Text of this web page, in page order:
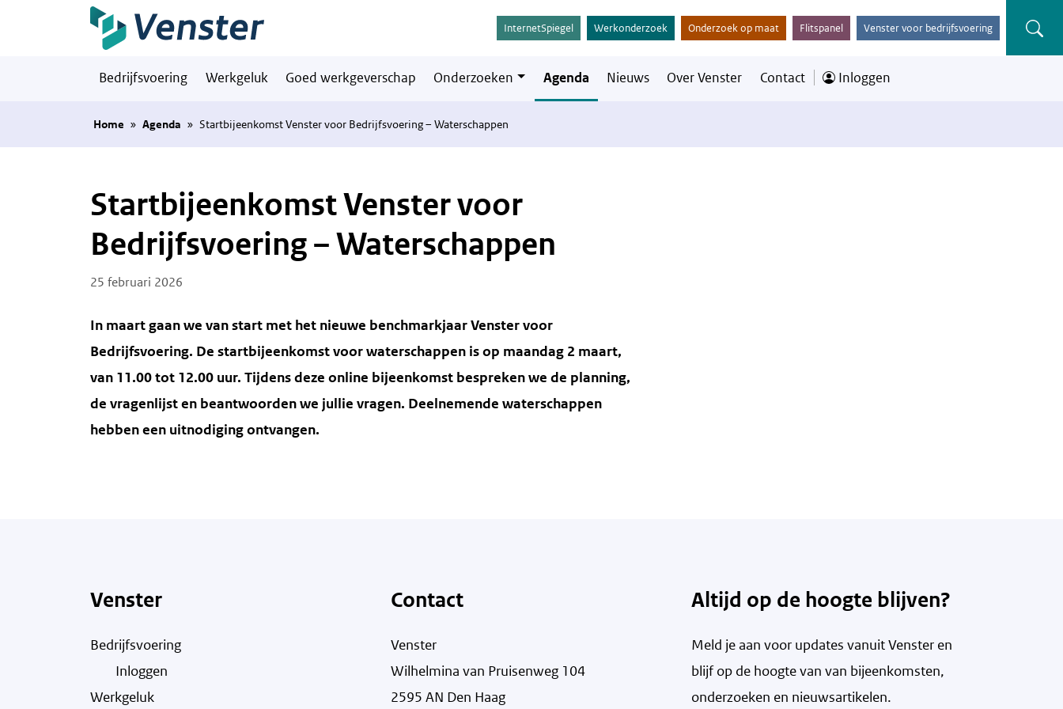
Naar hoofdinhoud
InternetSpiegel Werkonderzoek Onderzoek op maat Flitspanel Venster voor bedrijfsvoering
Bedrijfsvoering Werkgeluk Goed werkgeverschap Onderzoeken Agenda Nieuws Over Venster Contact Inloggen
Home » Agenda » Startbijeenkomst Venster voor Bedrijfsvoering – Waterschappen
Startbijeenkomst Venster voor
Bedrijfsvoering – Waterschappen
Posted on
25 februari 2026
In maart gaan we van start met het nieuwe benchmarkjaar Venster voor
Bedrijfsvoering. De startbijeenkomst voor waterschappen is op maandag 2 maart,
van 11.00 tot 12.00 uur. Tijdens deze online bijeenkomst bespreken we de planning,
de vragenlijst en beantwoorden we jullie vragen. Deelnemende waterschappen
hebben een uitnodiging ontvangen.
Venster
Bedrijfsvoering
Inloggen
Werkgeluk
Contact
Venster
Wilhelmina van Pruisenweg 104
2595 AN Den Haag
Altijd op de hoogte blijven?
Meld je aan voor updates vanuit Venster en
blijf op de hoogte van van bijeenkomsten,
onderzoeken en nieuwsartikelen.